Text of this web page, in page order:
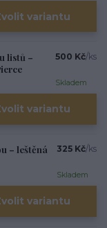
variantu
listů –
500 Kč/ks
Skladem
variantu
– leštěná
325 Kč/ks
Skladem
variantu